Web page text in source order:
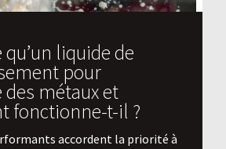
qu’un liquide de
pour
des métaux et
fonctionne-t-il ?
accordent la priorité à